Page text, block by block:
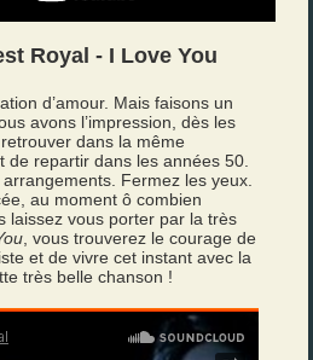
Royal - I Love You
d’amour. Mais faisons un
avons l’impression, dès les
dans la même
de repartir dans les années 50.
Fermez les yeux.
au moment ô combien
laissez vous porter par la très
, vous trouverez le courage de
et de vivre cet instant avec la
très belle chanson !